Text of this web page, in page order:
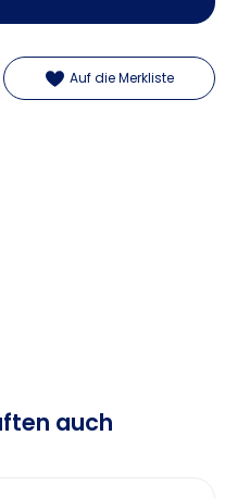
Auf die Merkliste
auch